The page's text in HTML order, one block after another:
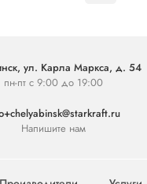
ул. Карла Маркса, д. 54
пн-пт с 9:00 до 19:00
Напишите нам